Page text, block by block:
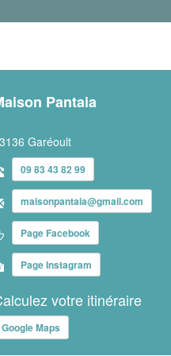
Pantaia
Garéoult
09 83 43 82 99
maisonpantaia@gmail.com
Page Facebook
Page Instagram
votre itinéraire
Google Maps